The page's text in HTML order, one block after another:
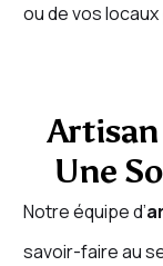
ou de vos
Artisan
Une
Notre équipe d’
savoir-faire au